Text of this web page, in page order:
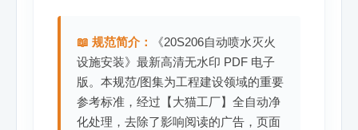
📖 规范简介：
《20S206自动喷水灭火
设施安装》最新高清无水印 PDF 电子
版。本规范/图集为工程建设领域的重要
参考标准，经过【大猫工厂】全自动净
化处理，去除了影响阅读的广告，页面